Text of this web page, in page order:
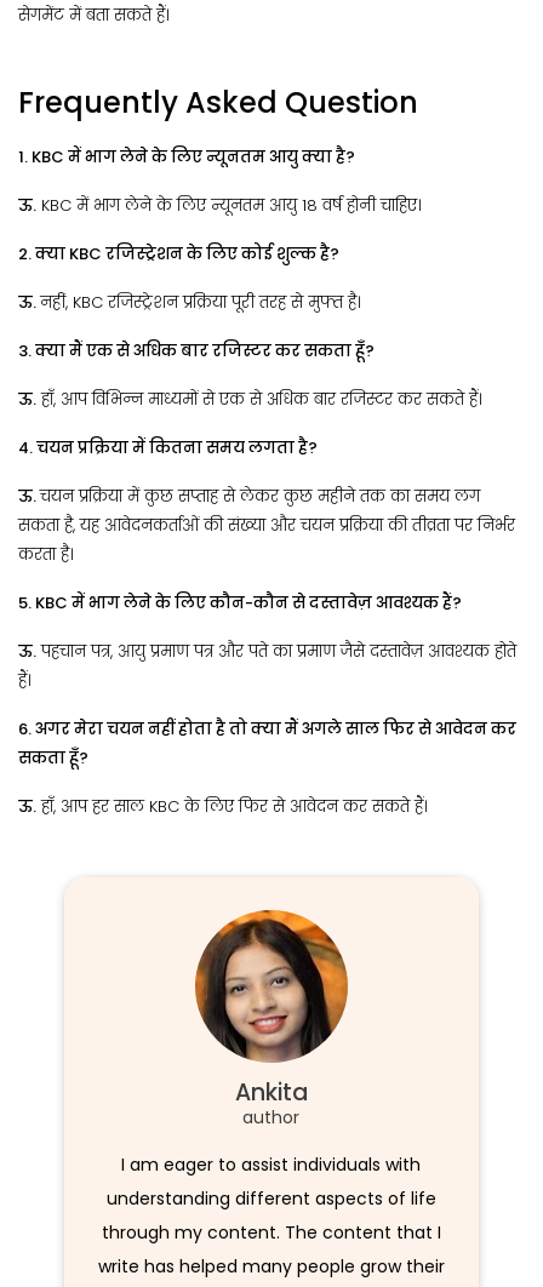
सेगमेंट में बता सकते हैं।
Frequently Asked Question
1. KBC में भाग लेने के लिए न्यूनतम आयु क्या है?
ऊ. KBC में भाग लेने के लिए न्यूनतम आयु 18 वर्ष होनी चाहिए।
2. क्या KBC रजिस्ट्रेशन के लिए कोई शुल्क है?
ऊ.नहीं, KBC रजिस्ट्रेशन प्रक्रिया पूरी तरह से मुफ्त है।
3. क्या मैं एक से अधिक बार रजिस्टर कर सकता हूँ?
ऊ.हाँ, आप विभिन्न माध्यमों से एक से अधिक बार रजिस्टर कर सकते हैं।
4. चयन प्रक्रिया में कितना समय लगता है?
ऊ.चयन प्रक्रिया में कुछ सप्ताह से लेकर कुछ महीने तक का समय लग
सकता है, यह आवेदनकर्ताओं की संख्या और चयन प्रक्रिया की तीव्रता पर निर्भर
करता है।
5. KBC में भाग लेने के लिए कौन-कौन से दस्तावेज़ आवश्यक हैं?
ऊ.पहचान पत्र, आयु प्रमाण पत्र और पते का प्रमाण जैसे दस्तावेज़ आवश्यक होते
हैं।
6. अगर मेरा चयन नहीं होता है तो क्या मैं अगले साल फिर से आवेदन कर
सकता हूँ?
ऊ.हाँ, आप हर साल KBC के लिए फिर से आवेदन कर सकते हैं।
Ankita
author
I am eager to assist individuals with
understanding different aspects of life
through my content. The content that I
write has helped many people grow their